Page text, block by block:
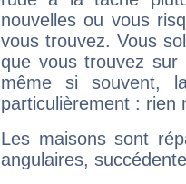
nouvelles ou vous
vous trouvez. Vous
que vous trouvez
même si souvent,
particulièrement : rien
Les maisons sont
angulaires,